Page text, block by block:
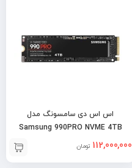
اس اس دی سامسونگ مدل
Samsung 990PRO NVME 4TB
112,000,000 تومان